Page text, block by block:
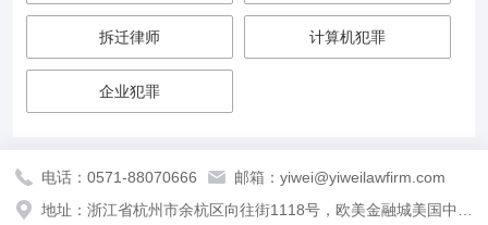
拆迁律师 计算机犯罪
企业犯罪
电话：0571-88070666
邮箱：yiwei@yiweilawfirm.com
地址：浙江省杭州市余杭区向往街1118号，欧美金融城美国中心（T4）南楼30F